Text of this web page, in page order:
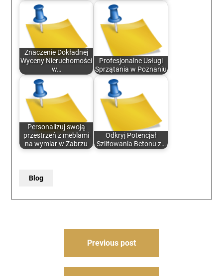
Znaczenie Dokładnej
Wyceny Nieruchomości
w…
Profesjonalne Usługi
Sprzątania w Poznaniu
Personalizuj swoją
przestrzeń z meblami
na wymiar w Zabrzu
Odkryj Potencjał
Szlifowania Betonu z…
Blog
Previous post